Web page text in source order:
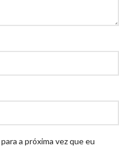
a próxima vez que eu